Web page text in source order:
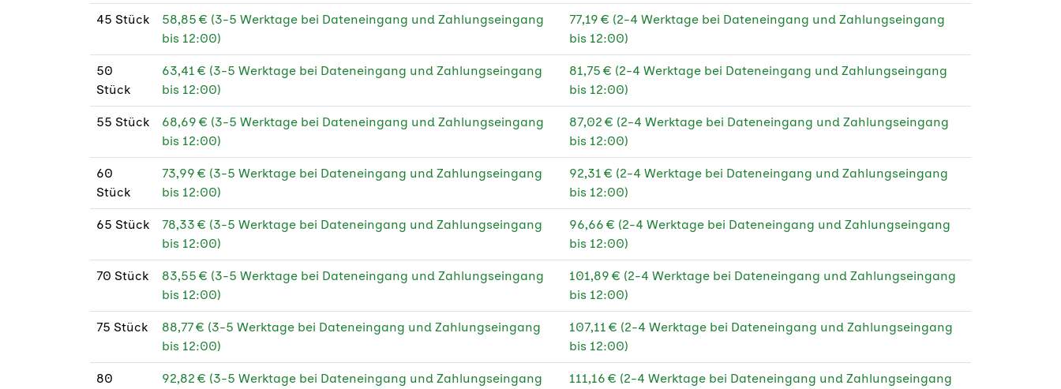
190 g Offset weiß PEFC
300 g Graspapier
45 Stück
58,85 € (3-5 Werktage bei Dateneingang und Zahlungseingang
bis 12:00)
77,19 € (2-4 Werktage bei Dateneingang und Zahlungseingang
bis 12:00)
50
Stück
63,41 € (3-5 Werktage bei Dateneingang und Zahlungseingang
bis 12:00)
81,75 € (2-4 Werktage bei Dateneingang und Zahlungseingang
bis 12:00)
55 Stück
68,69 € (3-5 Werktage bei Dateneingang und Zahlungseingang
bis 12:00)
87,02 € (2-4 Werktage bei Dateneingang und Zahlungseingang
bis 12:00)
60
Stück
73,99 € (3-5 Werktage bei Dateneingang und Zahlungseingang
bis 12:00)
92,31 € (2-4 Werktage bei Dateneingang und Zahlungseingang
bis 12:00)
65 Stück
78,33 € (3-5 Werktage bei Dateneingang und Zahlungseingang
bis 12:00)
96,66 € (2-4 Werktage bei Dateneingang und Zahlungseingang
bis 12:00)
70 Stück
83,55 € (3-5 Werktage bei Dateneingang und Zahlungseingang
bis 12:00)
101,89 € (2-4 Werktage bei Dateneingang und Zahlungseingang
bis 12:00)
75 Stück
88,77 € (3-5 Werktage bei Dateneingang und Zahlungseingang
bis 12:00)
107,11 € (2-4 Werktage bei Dateneingang und Zahlungseingang
bis 12:00)
80
92,82 € (3-5 Werktage bei Dateneingang und Zahlungseingang
111,16 € (2-4 Werktage bei Dateneingang und Zahlungseingang